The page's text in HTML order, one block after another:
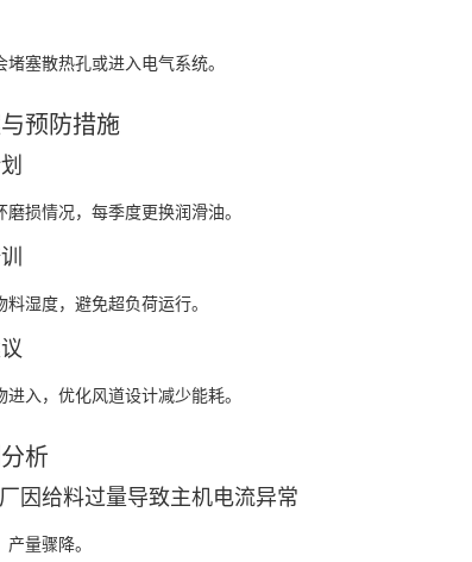
塞散热孔或进入电气系统。
预防措施
损情况，每季度更换润滑油。
湿度，避免超负荷运行。
入，优化风道设计减少能耗。
析
因给料过量导致主机电流异常
量骤降。